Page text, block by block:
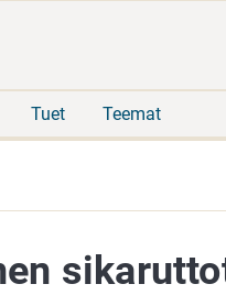
Tuet Teemat